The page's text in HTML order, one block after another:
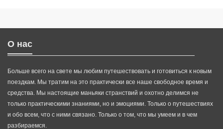
О нас
Больше всего на свете мы любим путешествовать и готовиться к новым
поездкам. Мы тратим на это практически все наше свободное время и
средства. Мы настоящие маньяки странствий и охотно делимся не
только практическими знаниями, но и эмоциями. Только о путешествиях
и обо всем, что с ними связано. Только о том, что мы умеем и в чем
разбираемся.